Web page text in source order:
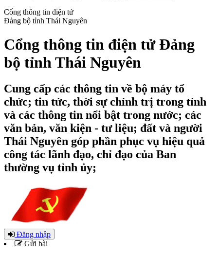
Cổng thông tin điện tử
Đảng bộ tỉnh Thái Nguyên
Cổng thông tin điện tử Đảng
bộ tỉnh Thái Nguyên
Cung cấp các thông tin về bộ máy tổ
chức; tin tức, thời sự chính trị trong tỉnh
và các thông tin nổi bật trong nước; các
văn bản, văn kiện - tư liệu; đất và người
Thái Nguyên góp phần phục vụ hiệu quả
công tác lãnh đạo, chỉ đạo của Ban
thường vụ tỉnh ủy;
Đăng nhập
Gửi bài